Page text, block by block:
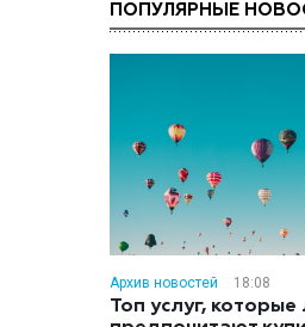
ПОПУЛЯРНЫЕ
Архив новостей 18:08
Топ услуг, которые